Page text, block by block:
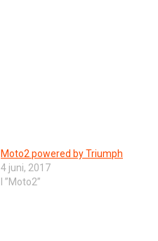
Moto2 powered by Triumph
4 juni, 2017
I ”Moto2”